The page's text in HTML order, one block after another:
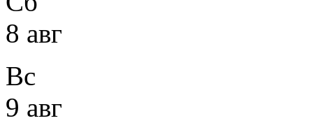
8 авг
Вс
9 авг